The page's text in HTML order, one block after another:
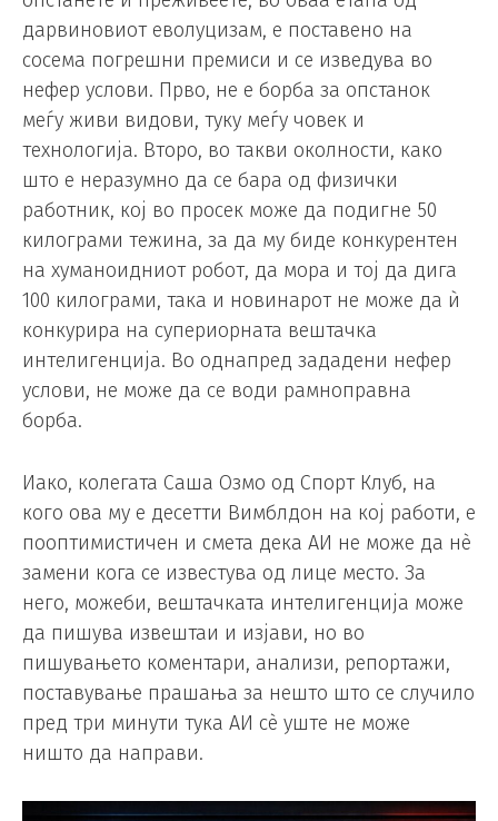
дарвиновиот еволуцизам, е поставено на
сосема погрешни премиси и се изведува во
нефер услови. Прво, не е борба за опстанок
меѓу живи видови, туку меѓу човек и
технологија. Второ, во такви околности, како
што е неразумно да се бара од физички
работник, кој во просек може да подигне 50
килограми тежина, за да му биде конкурентен
на хуманоидниот робот, да мора и тој да дига
100 килограми, така и новинарот не може да ѝ
конкурира на супериорната вештачка
интелигенција. Во однапред зададени нефер
услови, не може да се води рамноправна
борба.
Иако, колегата Саша Озмо од Спорт Клуб, на
кого ова му е десетти Вимблдон на кој работи, е
пооптимистичен и смета дека АИ не може да нè
замени кога се известува од лице место. За
него, можеби, вештачката интелигенција може
да пишува извештаи и изјави, но во
пишувањето коментари, анализи, репортажи,
поставување прашања за нешто што се случило
пред три минути тука АИ сè уште не може
ништо да направи.